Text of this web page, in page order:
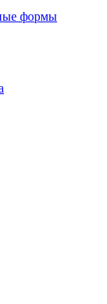
формы